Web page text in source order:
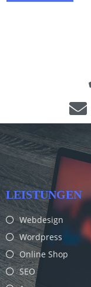
LEISTUNGEN
Webdesign
Wordpress
Online Shop
SEO